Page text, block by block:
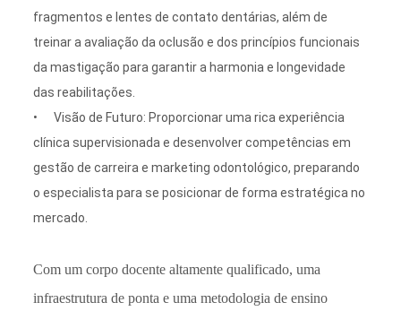
fragmentos e lentes de contato dentárias, além de
treinar a avaliação da oclusão e dos princípios funcionais
da mastigação para garantir a harmonia e longevidade
das reabilitações.
•
Visão de Futuro: Proporcionar uma rica experiência
clínica supervisionada e desenvolver competências em
gestão de carreira e marketing odontológico, preparando
o especialista para se posicionar de forma estratégica no
mercado.
Com um corpo docente altamente qualificado, uma
infraestrutura de ponta e uma metodologia de ensino